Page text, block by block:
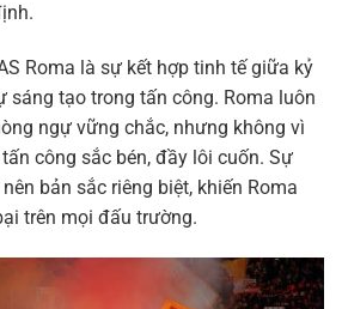
Roma là sự kết hợp tinh tế giữa kỷ
sáng tạo trong tấn công. Roma luôn
ngự vững chắc, nhưng không vì
công sắc bén, đầy lôi cuốn. Sự
bản sắc riêng biệt, khiến Roma
trên mọi đấu trường.